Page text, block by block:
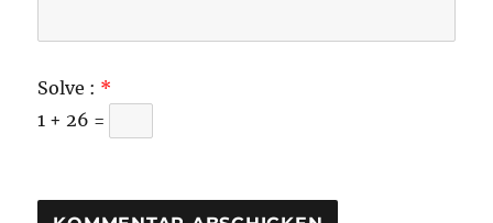
Solve : *
1 + 26 =